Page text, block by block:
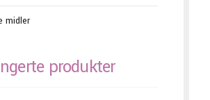
midler
produkter